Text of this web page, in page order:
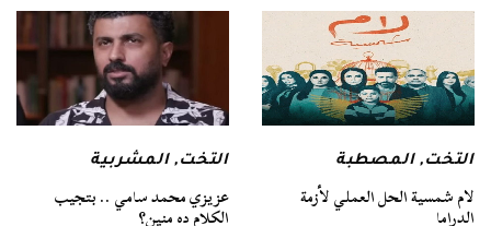
التخت,المصطبة
لام شمسية الحل العملي لأزمة
الدراما
التخت,المشربية
عزيزي محمد سامي .. بتجيب
الكلام ده منين؟